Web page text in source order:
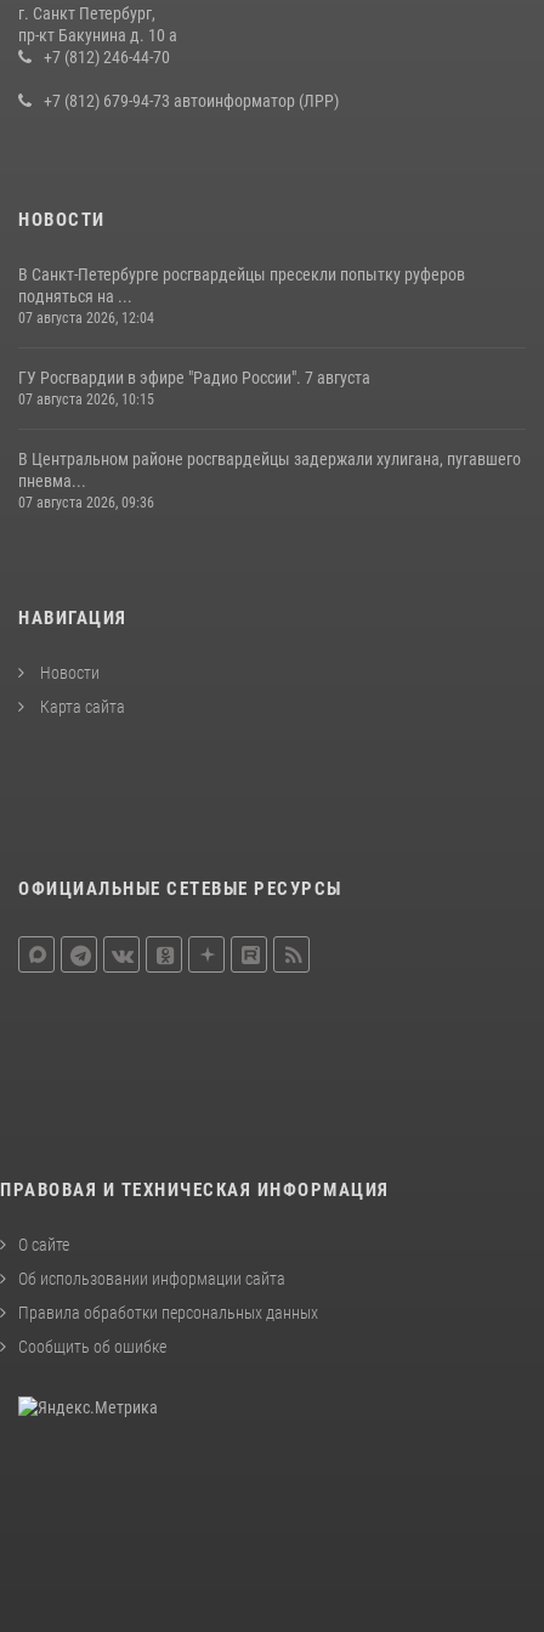
В Ленобласти сотрудники Росгвардии провели встречу с
воспитанниками детского клуба «Умные каникулы»
г. Санкт Петербург,
пр-кт Бакунина д. 10 а
+7 (812) 246-44-70
+7 (812) 679-94-73 автоинформатор (ЛРР)
НОВОСТИ
В Санкт-Петербурге росгвардейцы пресекли попытку руферов
подняться на ...
07 августа 2026, 12:04
ГУ Росгвардии в эфире "Радио России". 7 августа
07 августа 2026, 10:15
В Центральном районе росгвардейцы задержали хулигана, пугавшего
пневма...
07 августа 2026, 09:36
НАВИГАЦИЯ
Новости
Карта сайта
ОФИЦИАЛЬНЫЕ СЕТЕВЫЕ РЕСУРСЫ
ПРАВОВАЯ И ТЕХНИЧЕСКАЯ ИНФОРМАЦИЯ
О сайте
Об использовании информации сайта
Правила обработки персональных данных
Сообщить об ошибке